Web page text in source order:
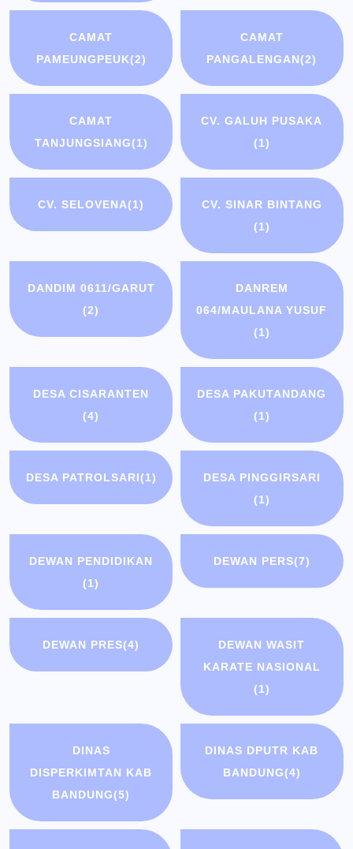
CAMAT
PAMEUNGPEUK(2)
CAMAT
PANGALENGAN(2)
CAMAT
TANJUNGSIANG(1)
CV. GALUH PUSAKA
(1)
CV. SELOVENA(1)
CV. SINAR BINTANG
(1)
DANDIM 0611/GARUT
(2)
DANREM
064/MAULANA YUSUF
(1)
DESA CISARANTEN
(4)
DESA PAKUTANDANG
(1)
DESA PATROLSARI(1)
DESA PINGGIRSARI
(1)
DEWAN PENDIDIKAN
(1)
DEWAN PERS(7)
DEWAN PRES(4)
DEWAN WASIT
KARATE NASIONAL
(1)
DINAS
DISPERKIMTAN KAB
BANDUNG(5)
DINAS DPUTR KAB
BANDUNG(4)